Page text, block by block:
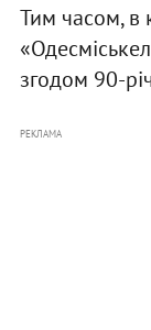
Тим часом, в
згодом 90-
РЕКЛАМА